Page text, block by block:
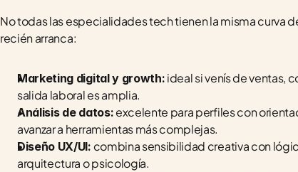
No todas las especialidades tech tienen la misma curva
recién arranca:
Marketing digital y growth: ideal si venís de ventas,
salida laboral es amplia.
Análisis de datos: excelente para perfiles con
avanzar a herramientas más complejas.
Diseño UX/UI: combina sensibilidad creativa con
arquitectura o psicología.